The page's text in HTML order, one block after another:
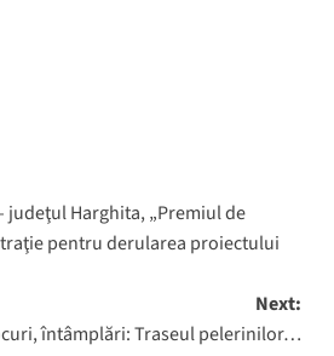
Harghita, „Premiul de
pentru derularea proiectului
Next:
întâmplări: Traseul pelerinilor…